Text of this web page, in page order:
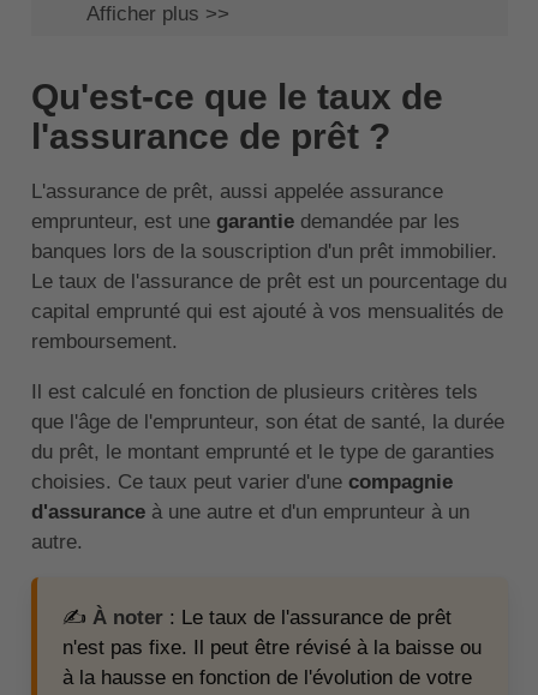
Afficher plus >>
Qu'est-ce que le taux de
l'assurance de prêt ?
L'assurance de prêt, aussi appelée assurance
emprunteur, est une garantiedemandée par les
banques lors de la souscription d'un prêt immobilier.
Le taux de l'assurance de prêt est un pourcentage du
capital emprunté qui est ajouté à vos mensualités de
remboursement.
Il est calculé en fonction de plusieurs critères tels
que l'âge de l'emprunteur, son état de santé, la durée
du prêt, le montant emprunté et le type de garanties
choisies. Ce taux peut varier d'une compagnie
d'assuranceà une autre et d'un emprunteur à un
autre.
✍️ À noter: Le taux de l'assurance de prêt
n'est pas fixe. Il peut être révisé à la baisse ou
à la hausse en fonction de l'évolution de votre